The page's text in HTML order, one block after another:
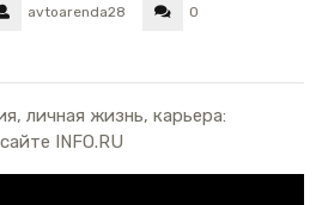
avtoarenda28
0